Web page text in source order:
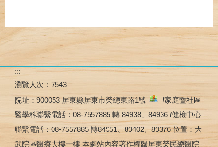
:::
瀏覽人次： 7543
院址： 900053 屏東縣屏東市榮總東路1號 /家庭暨社區
醫學科聯繫電話：08-7557885 轉 84938、84936 /健檢中心
聯繫電話：08-7557885 轉84951、89402、89376 位置：大
武院區醫療大樓一樓 本網站內容著作權歸屏東榮民總醫院